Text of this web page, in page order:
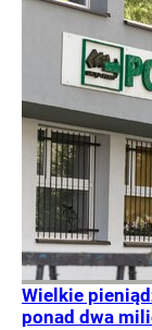
Wielkie
ponad dwa